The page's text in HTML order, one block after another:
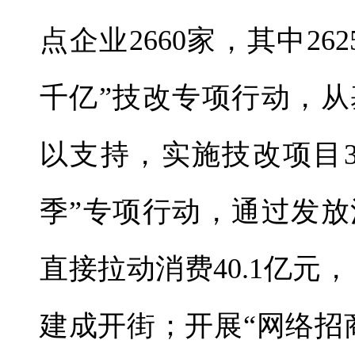
点企业2660家，其中
千亿”技改专项行动，
以支持，实施技改项目
季”专项行动，通过发
直接拉动消费40.1亿元
建成开街；开展“网络